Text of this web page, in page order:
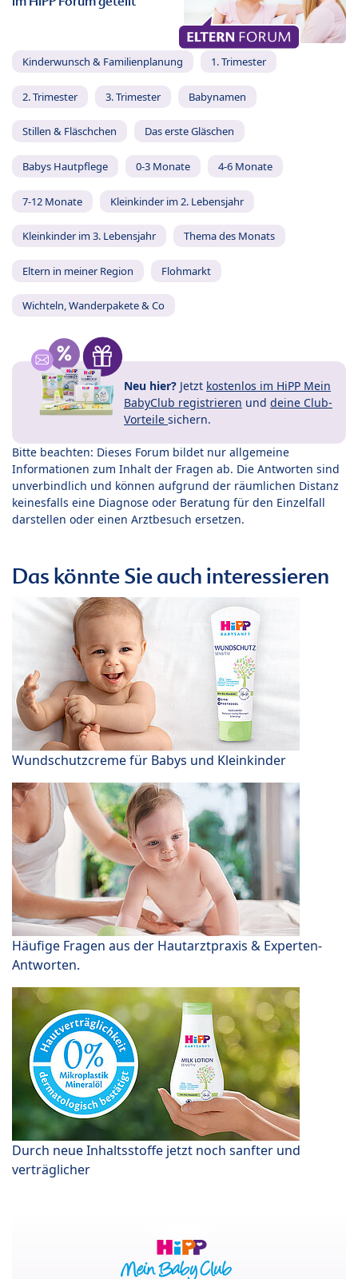
Kinderwunsch & Familienplanung 1. Trimester
2. Trimester 3. Trimester Babynamen
Stillen & Fläschchen Das erste Gläschen
Babys Hautpflege 0-3 Monate 4-6 Monate
7-12 Monate Kleinkinder im 2. Lebensjahr
Kleinkinder im 3. Lebensjahr Thema des Monats
Eltern in meiner Region Flohmarkt
Wichteln, Wanderpakete & Co
Neu hier? Jetzt kostenlos im HiPP Mein
BabyClub registrieren und deine Club-
Vorteile sichern.
Bitte beachten: Dieses Forum bildet nur allgemeine
Informationen zum Inhalt der Fragen ab. Die Antworten sind
unverbindlich und können aufgrund der räumlichen Distanz
keinesfalls eine Diagnose oder Beratung für den Einzelfall
darstellen oder einen Arztbesuch ersetzen.
Das könnte Sie auch interessieren
Wundschutzcreme für Babys und Kleinkinder
Häufige Fragen aus der Hautarztpraxis & Experten-
Antworten.
Durch neue Inhaltsstoffe jetzt noch sanfter und
verträglicher